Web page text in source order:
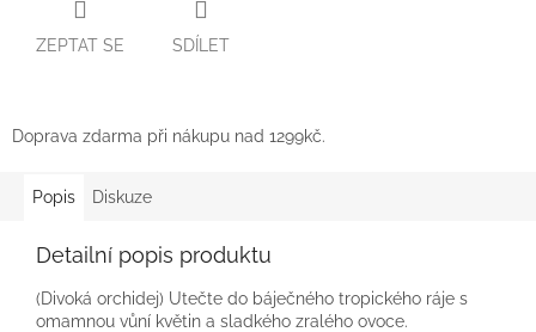
ZEPTAT SE SDÍLET
Doprava zdarma při nákupu nad 1299kč.
Popis Diskuze
Detailní popis produktu
(Divoká orchidej) Utečte do báječného tropického ráje s
omamnou vůní květin a sladkého zralého ovoce.